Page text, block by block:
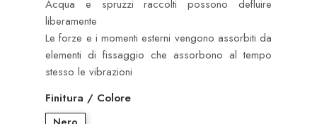
Acqua e spruzzi raccolti possono defluire
liberamente
Le forze e i momenti esterni vengono assorbiti da
elementi di fissaggio che assorbono al tempo
stesso le vibrazioni
Finitura / Colore